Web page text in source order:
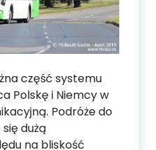
część systemu
Polskę i Niemcy w
Podróże do
dużą
na bliskość